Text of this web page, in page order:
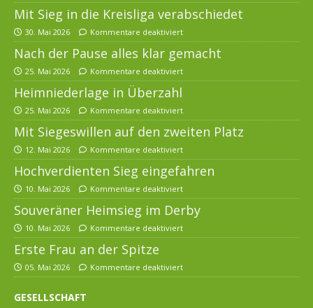
Mit Sieg in die Kreisliga verabschiedet
30. Mai 2026 Kommentare deaktiviert
Nach der Pause alles klar gemacht
25. Mai 2026 Kommentare deaktiviert
Heimniederlage in Überzahl
25. Mai 2026 Kommentare deaktiviert
Mit Siegeswillen auf den zweiten Platz
12. Mai 2026 Kommentare deaktiviert
Hochverdienten Sieg eingefahren
10. Mai 2026 Kommentare deaktiviert
Souveräner Heimsieg im Derby
10. Mai 2026 Kommentare deaktiviert
Erste Frau an der Spitze
05. Mai 2026 Kommentare deaktiviert
GESELLSCHAFT